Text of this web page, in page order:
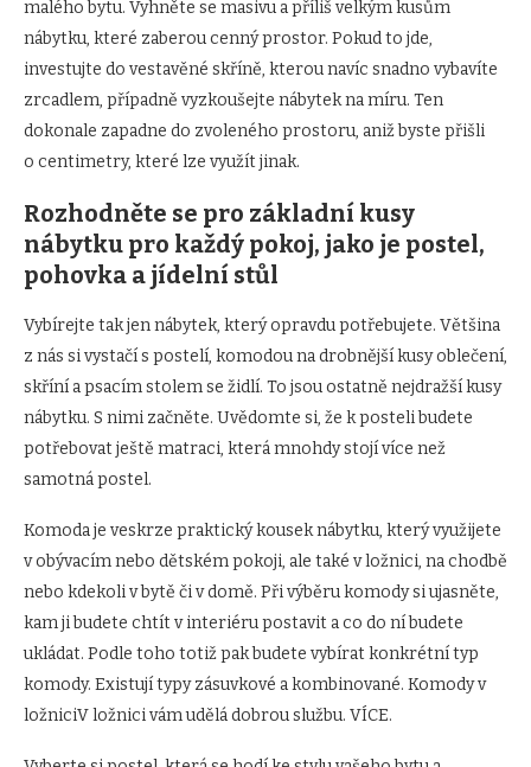
malého bytu. Vyhněte se masivu a příliš velkým kusům
nábytku, které zaberou cenný prostor. Pokud to jde,
investujte do vestavěné skříně, kterou navíc snadno vybavíte
zrcadlem, případně vyzkoušejte nábytek na míru. Ten
dokonale zapadne do zvoleného prostoru, aniž byste přišli
o centimetry, které lze využít jinak.
Rozhodněte se pro základní kusy
nábytku pro každý pokoj, jako je postel,
pohovka a jídelní stůl
Vybírejte tak jen nábytek, který opravdu potřebujete. Většina
z nás si vystačí s postelí, komodou na drobnější kusy oblečení,
skříní a psacím stolem se židlí. To jsou ostatně nejdražší kusy
nábytku. S nimi začněte. Uvědomte si, že k posteli budete
potřebovat ještě matraci, která mnohdy stojí více než
samotná postel.
Komoda je veskrze praktický kousek nábytku, který využijete
v obývacím nebo dětském pokoji, ale také v ložnici, na chodbě
nebo kdekoli v bytě či v domě. Při výběru komody si ujasněte,
kam ji budete chtít v interiéru postavit a co do ní budete
ukládat. Podle toho totiž pak budete vybírat konkrétní typ
komody. Existují typy zásuvkové a kombinované. Komody v
ložniciV ložnici vám udělá dobrou službu. VÍCE.